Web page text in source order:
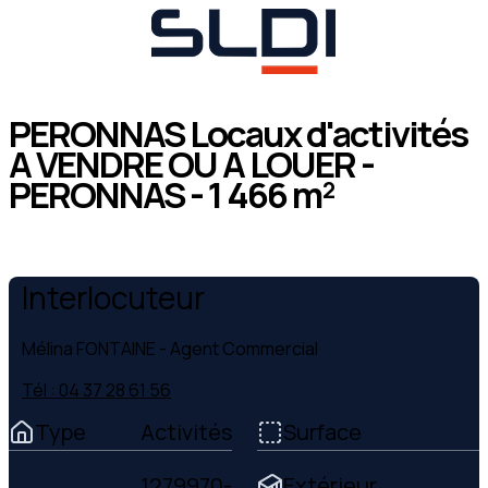
PERONNAS Locaux d'activités
A VENDRE OU A LOUER -
PERONNAS - 1 466 m²
Interlocuteur
Mélina FONTAINE - Agent Commercial
Tél : 04 37 28 61 56
Type Activités
Surface